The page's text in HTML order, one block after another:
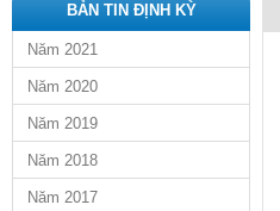
BẢN TIN ĐỊNH KỲ
Năm 2021
Năm 2020
Năm 2019
Năm 2018
Năm 2017